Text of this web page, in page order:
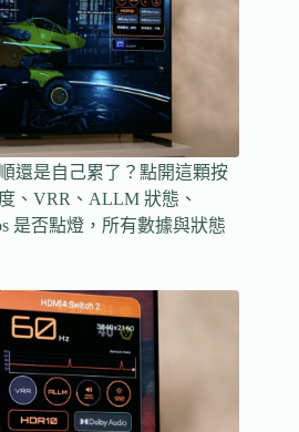
還是自己累了？點開這顆按
、VRR、ALLM 狀態、
是否點燈，所有數據與狀態